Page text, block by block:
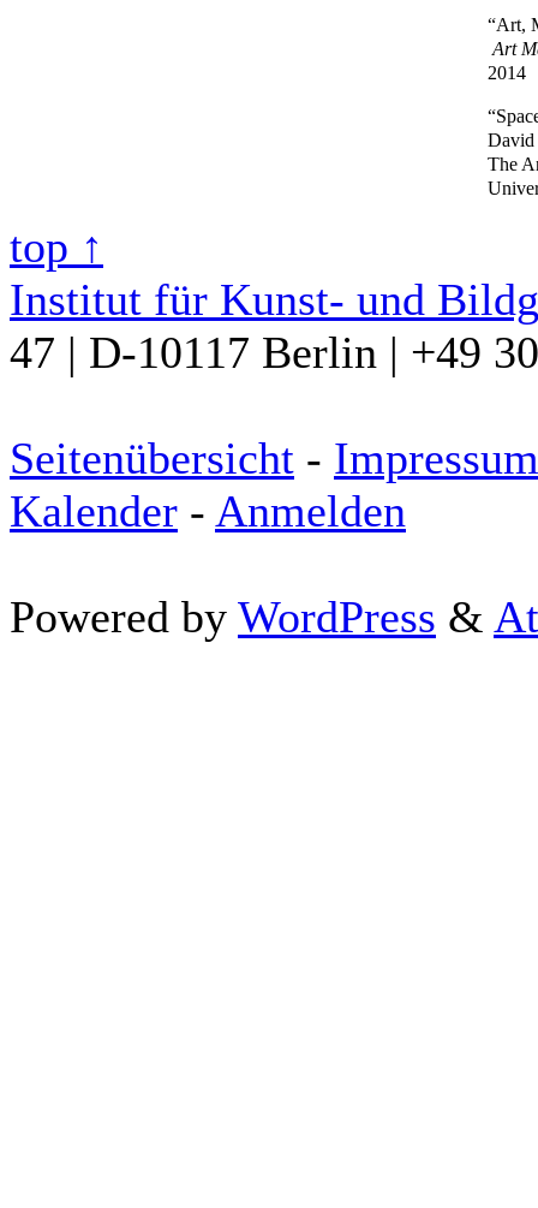
“Art,
Art
2014
David
The
top ↑
Institut für Kunst- und
47 | D-10117 Berlin | +49
Seitenübersicht - Impressum
Kalender - Anmelden
Powered by WordPress &